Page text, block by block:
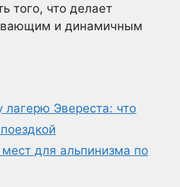
того, что делает
и динамичным
лагерю Эвереста: что
для альпинизма по